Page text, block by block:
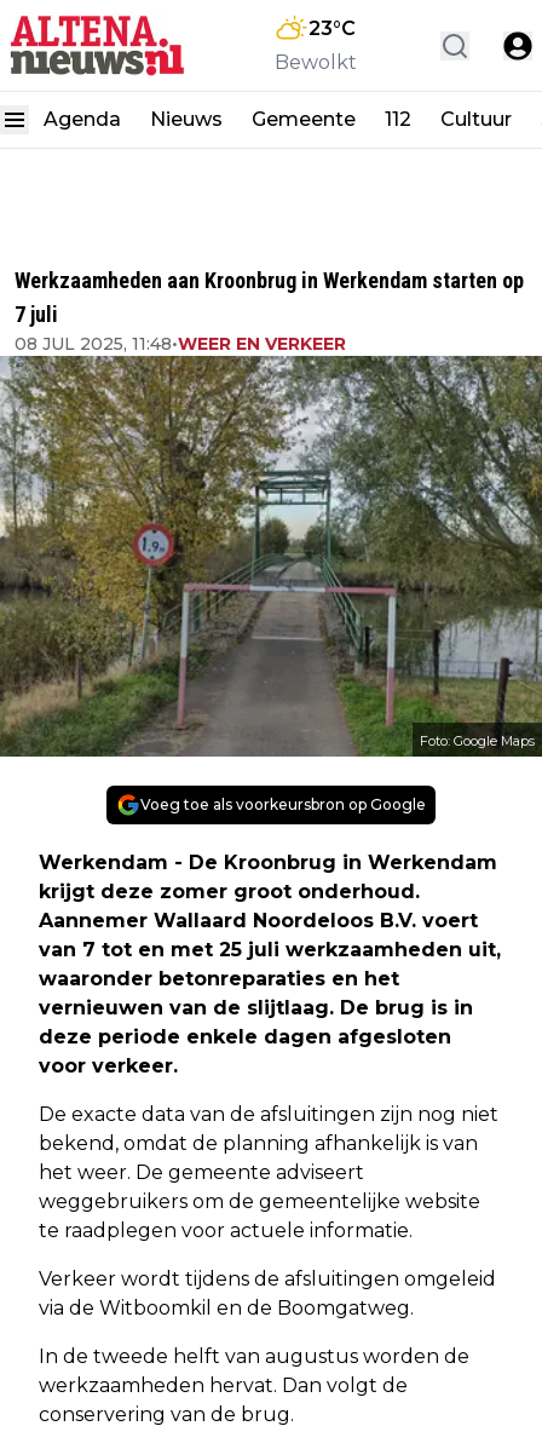
23°C
Bewolkt
Agenda Nieuws Gemeente 112 Cultuur
Werkzaamheden aan Kroonbrug in Werkendam starten op
7 juli
08 JUL 2025, 11:48•WEER EN VERKEER
Foto: Google Maps
Voeg toe als voorkeursbron op Google
Werkendam - De Kroonbrug in Werkendam
krijgt deze zomer groot onderhoud.
Aannemer Wallaard Noordeloos B.V. voert
van 7 tot en met 25 juli werkzaamheden uit,
waaronder betonreparaties en het
vernieuwen van de slijtlaag. De brug is in
deze periode enkele dagen afgesloten
voor verkeer.
De exacte data van de afsluitingen zijn nog niet
bekend, omdat de planning afhankelijk is van
het weer. De gemeente adviseert
weggebruikers om de gemeentelijke website
te raadplegen voor actuele informatie.
Verkeer wordt tijdens de afsluitingen omgeleid
via de Witboomkil en de Boomgatweg.
In de tweede helft van augustus worden de
werkzaamheden hervat. Dan volgt de
conservering van de brug.